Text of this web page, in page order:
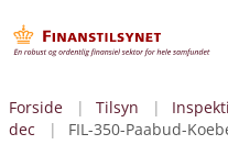
Forside Tilsyn
dec
FIL-350-Paabud-